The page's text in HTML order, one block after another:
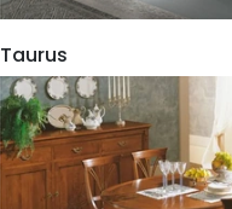
Taurus